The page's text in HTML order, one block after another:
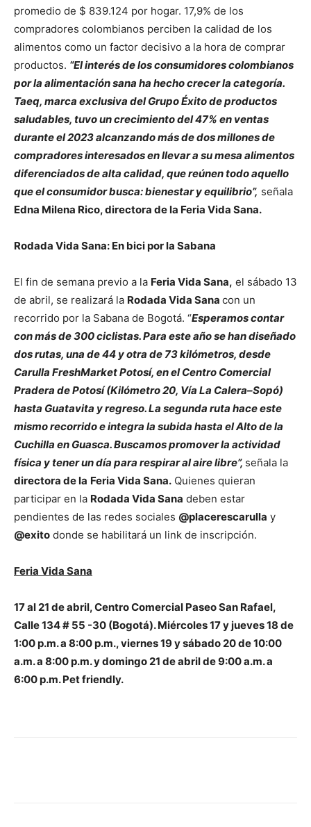
promedio de $ 839.124 por hogar. 17,9% de los
compradores colombianos perciben la calidad de los
alimentos como un factor decisivo a la hora de comprar
productos. “El interés de los consumidores colombianos
por la alimentación sana ha hecho crecer la categoría.
Taeq, marca exclusiva del Grupo Éxito de productos
saludables, tuvo un crecimiento del 47% en ventas
durante el 2023 alcanzando más de dos millones de
compradores interesados en llevar a su mesa alimentos
diferenciados de alta calidad, que reúnen todo aquello
que el consumidor busca: bienestar y equilibrio”, señala
Edna Milena Rico, directora de la Feria Vida Sana.
Rodada Vida Sana: En bici por la Sabana
El fin de semana previo a la Feria Vida Sana, el sábado 13
de abril, se realizará la Rodada Vida Sana con un
recorrido por la Sabana de Bogotá. “Esperamos contar
con más de 300 ciclistas. Para este año se han diseñado
dos rutas, una de 44 y otra de 73 kilómetros, desde
Carulla FreshMarket Potosí, en el Centro Comercial
Pradera de Potosí (Kilómetro 20, Vía La Calera–Sopó)
hasta Guatavita y regreso. La segunda ruta hace este
mismo recorrido e integra la subida hasta el Alto de la
Cuchilla en Guasca. Buscamos promover la actividad
física y tener un día para respirar al aire libre”, señala la
directora de la Feria Vida Sana. Quienes quieran
participar en la Rodada Vida Sana deben estar
pendientes de las redes sociales @placerescarulla y
@exito donde se habilitará un link de inscripción.
Feria Vida Sana
17 al 21 de abril, Centro Comercial Paseo San Rafael,
Calle 134 # 55 -30 (Bogotá). Miércoles 17 y jueves 18 de
1:00 p.m. a 8:00 p.m., viernes 19 y sábado 20 de 10:00
a.m. a 8:00 p.m. y domingo 21 de abril de 9:00 a.m. a
6:00 p.m. Pet friendly.